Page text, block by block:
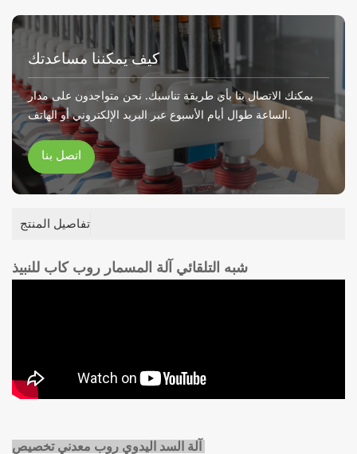
كيف يمكننا مساعدتك
يمكنك الاتصال بنا بأي طريقة تناسبك. نحن متواجدون على مدار
الساعة طوال أيام الأسبوع عبر البريد الإلكتروني أو الهاتف.
اتصل بنا
تفاصيل المنتج
شبه التلقائي آلة المسمار روب كاب للنبيذ
آلة السد اليدوي روب معدني